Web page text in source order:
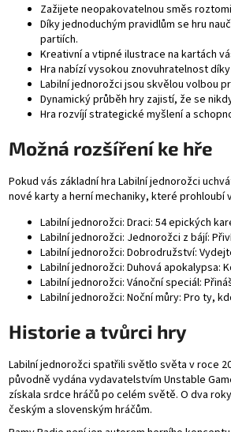
Zažijete neopakovatelnou směs
Díky jednoduchým pravidlům se hru
partiích.
Kreativní a vtipné ilustrace na kartách
Hra nabízí vysokou znovuhratelnost
Labilní jednorožci jsou skvělou volbou
Dynamický průběh hry zajistí, že se
Hra rozvíjí strategické myšlení a
Možná rozšíření ke hře
Pokud vás základní hra Labilní jednorožci
nové karty a herní mechaniky, které
Labilní jednorožci: Draci: 54 epických
Labilní jednorožci: Jednorožci z bájí:
Labilní jednorožci: Dobrodružství:
Labilní jednorožci: Duhová apokalypsa:
Labilní jednorožci: Vánoční speciál:
Labilní jednorožci: Noční můry: Pro ty,
Historie a tvůrci hry
Labilní jednorožci spatřili světlo světa v roce
původně vydána vydavatelstvím Unstable
získala srdce hráčů po celém světě. O dva
českým a slovenským hráčům.